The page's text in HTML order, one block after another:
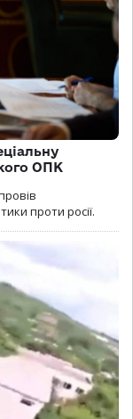
ОПК
проти росії.